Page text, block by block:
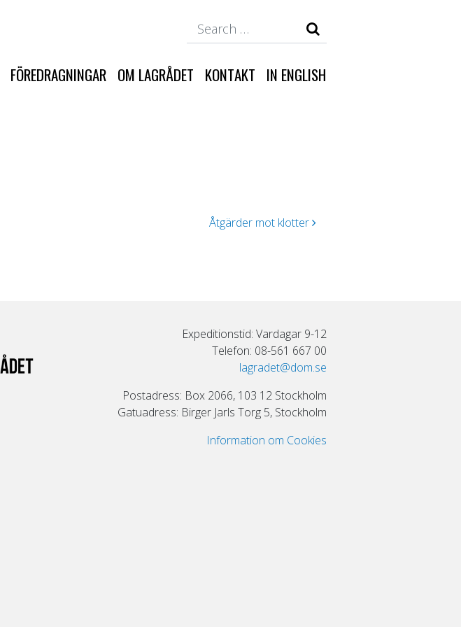
FÖREDRAGNINGAR OM LAGRÅDET KONTAKT IN ENGLISH
Åtgärder mot klotter
Expeditionstid: Vardagar 9-12
Telefon: 08-561 667 00
lagradet@dom.se
Postadress: Box 2066, 103 12 Stockholm
Gatuadress: Birger Jarls Torg 5, Stockholm
Information om Cookies